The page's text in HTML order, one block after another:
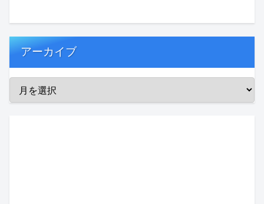
アーカイブ